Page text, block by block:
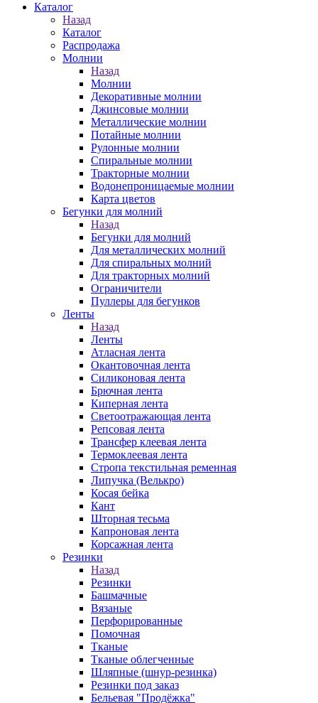
Каталог
Назад
Каталог
Распродажа
Молнии
Назад
Молнии
Декоративные молнии
Джинсовые молнии
Металлические молнии
Потайные молнии
Рулонные молнии
Спиральные молнии
Тракторные молнии
Водонепроницаемые молнии
Карта цветов
Бегунки для молний
Назад
Бегунки для молний
Для металлических молний
Для спиральных молний
Для тракторных молний
Ограничители
Пуллеры для бегунков
Ленты
Назад
Ленты
Атласная лента
Окантовочная лента
Силиконовая лента
Брючная лента
Киперная лента
Светоотражающая лента
Репсовая лента
Трансфер клеевая лента
Термоклеевая лента
Стропа текстильная ременная
Липучка (Велькро)
Косая бейка
Кант
Шторная тесьма
Капроновая лента
Корсажная лента
Резинки
Назад
Резинки
Башмачные
Вязаные
Перфорированные
Помочная
Тканые
Тканые облегченные
Шляпные (шнур-резинка)
Резинки под заказ
Бельевая "Продёжка"